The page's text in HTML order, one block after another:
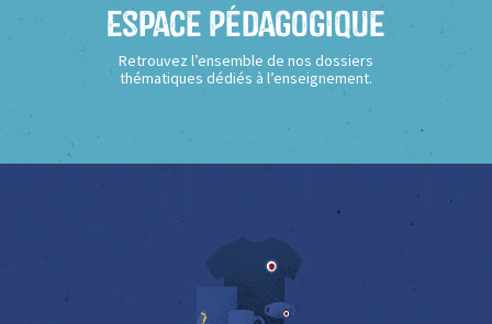
Espace Pédagogique
Retrouvez l’ensemble de nos dossiers
thématiques dédiés à l’enseignement.